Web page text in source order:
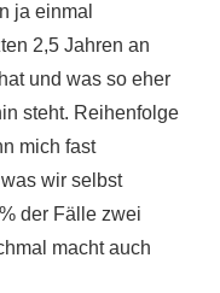
ja einmal
2,5 Jahren an
und was so eher
steht. Reihenfolge
mich fast
wir selbst
der Fälle zwei
macht auch